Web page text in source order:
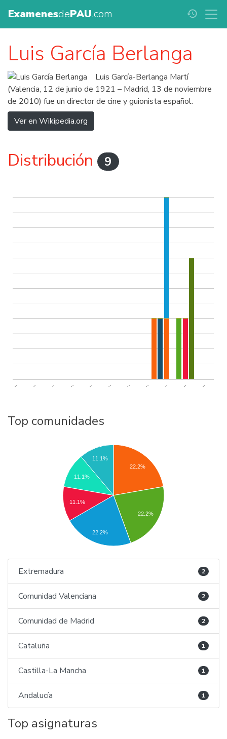
ExamenesdePAU.com history
Luis García Berlanga
Luis García-Berlanga Martí
(Valencia, 12 de junio de 1921 – Madrid, 13 de noviembre
de 2010) fue un director de cine y guionista español.
Ver en Wikipedia.org
Distribución 9
.. .. .. .. .. .. .. .. .. .. ..
Top comunidades
22.2%
22.2%
11.1%
11.1%
11.1%
22.2%
Extremadura 2
Comunidad Valenciana 2
Comunidad de Madrid 2
Cataluña 1
Castilla-La Mancha 1
Andalucía 1
Top asignaturas